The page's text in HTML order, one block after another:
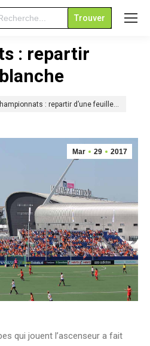
: repartir
: repartir d’une feuille…
Mar 29 2017
qui jouent l’ascenseur a fait